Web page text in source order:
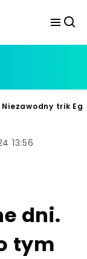
Niezawodny trik
13:56
dni.
tym